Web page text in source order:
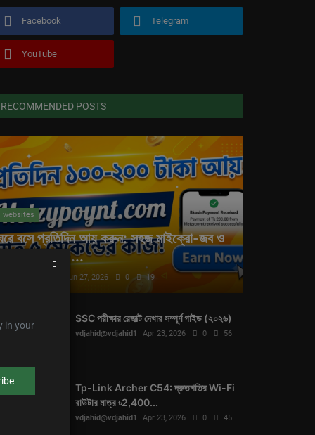
in your
Facebook Telegram
YouTube
RECOMMENDED POSTS
websites
বসে প্রতিদিন আয় করুন: সহজ মাইক্রো-জব ও
অনলাইন আয়ের ...
Jun 27, 2026 0 19
SSC পরীক্ষার রেজাল্ট দেখার সম্পূর্ণ গাইড (২০২৬)
vdjahid@vdjahid1 Apr 23, 2026 0 56
Tp-Link Archer C54: দ্রুতগতির Wi-Fi
রাউটার মাত্র ৳2,400...
vdjahid@vdjahid1 Apr 23, 2026 0 45